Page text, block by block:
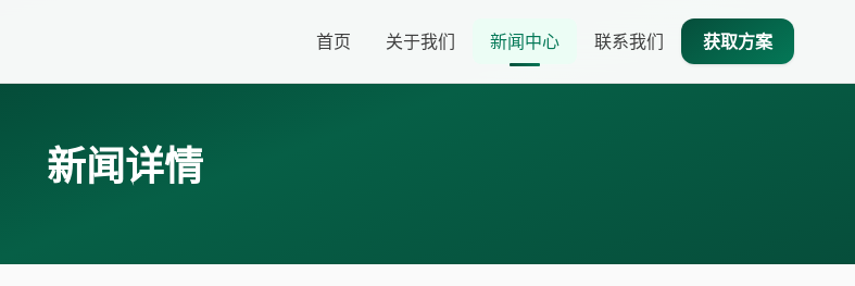
首页 关于我们 新闻中心 联系我们 获取方案
新闻详情